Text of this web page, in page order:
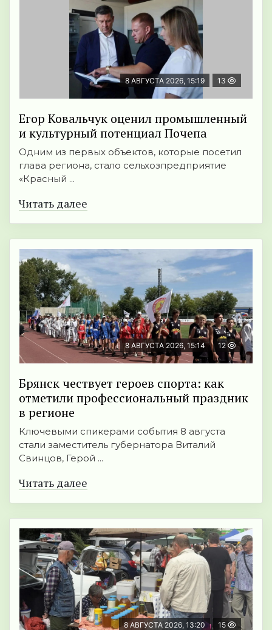
8 АВГУСТА 2026, 15:19 13
Егор Ковальчук оценил промышленный
и культурный потенциал Почепа
Одним из первых объектов, которые посетил
глава региона, стало сельхозпредприятие
«Красный ...
Читать далее
8 АВГУСТА 2026, 15:14 12
Брянск чествует героев спорта: как
отметили профессиональный праздник
в регионе
Ключевыми спикерами события 8 августа
стали заместитель губернатора Виталий
Свинцов, Герой ...
Читать далее
8 АВГУСТА 2026, 13:20 15